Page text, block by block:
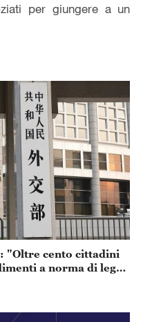
per giungere a un
"Oltre cento cittadini
a norma di legge